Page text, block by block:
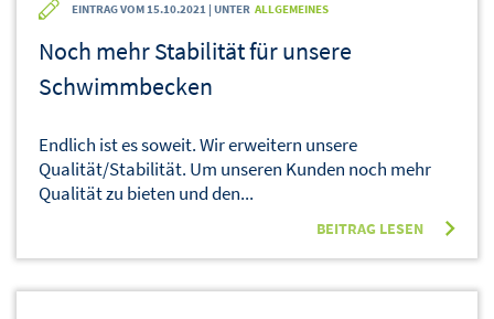
EINTRAG VOM 15.10.2021 | UNTER ALLGEMEINES
Noch mehr Stabilität für unsere
Schwimmbecken
Endlich ist es soweit. Wir erweitern unsere
Qualität/Stabilität. Um unseren Kunden noch mehr
Qualität zu bieten und den...
BEITRAG LESEN